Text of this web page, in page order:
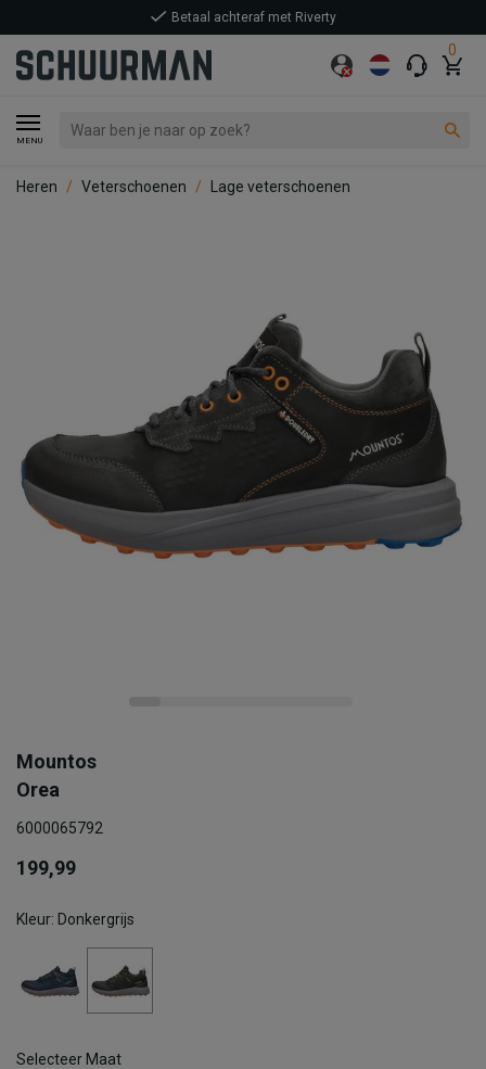
0
MENU
Betaal achteraf met Riverty
Heren Veterschoenen Lage veterschoenen
Mountos
Orea
6000065792
199,99
Kleur: Donkergrijs
Selecteer Maat